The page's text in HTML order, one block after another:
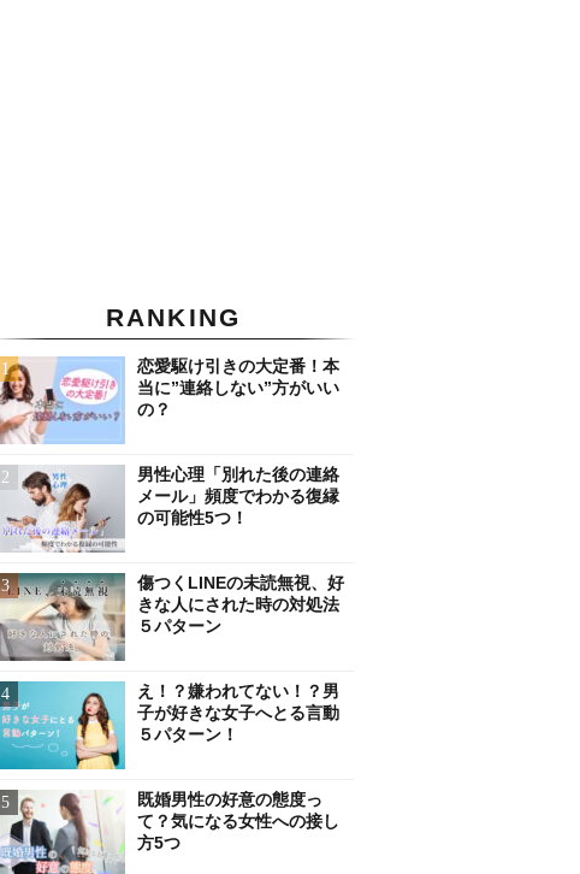
RANKING
恋愛駆け引きの大定番！本
当に”連絡しない”方がいい
の？
男性心理「別れた後の連絡
メール」頻度でわかる復縁
の可能性5つ！
傷つくLINEの未読無視、好
きな人にされた時の対処法
５パターン
え！？嫌われてない！？男
子が好きな女子へとる言動
５パターン！
既婚男性の好意の態度っ
て？気になる女性への接し
方5つ